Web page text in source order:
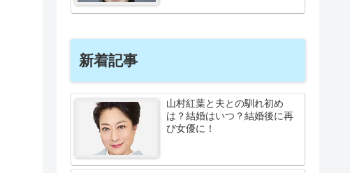
新着記事
山村紅葉と夫との馴れ初め
は？結婚はいつ？結婚後に再
び女優に！